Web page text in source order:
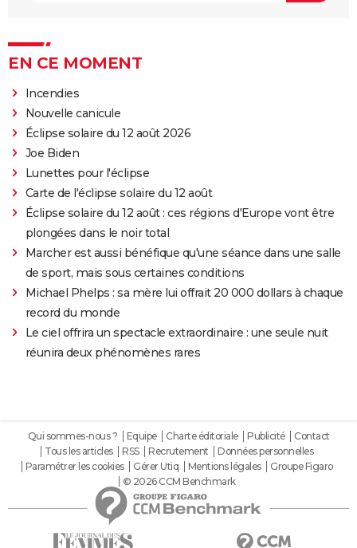
EN CE MOMENT
Incendies
Nouvelle canicule
Éclipse solaire du 12 août 2026
Joe Biden
Lunettes pour l'éclipse
Carte de l'éclipse solaire du 12 août
Éclipse solaire du 12 août : ces régions d'Europe vont être
plongées dans le noir total
Marcher est aussi bénéfique qu'une séance dans une salle
de sport, mais sous certaines conditions
Michael Phelps : sa mère lui offrait 20 000 dollars à chaque
record du monde
Le ciel offrira un spectacle extraordinaire : une seule nuit
réunira deux phénomènes rares
Qui sommes-nous ? Equipe Charte éditoriale Publicité
Contact
Tous les articles
RSS Recrutement
Données personnelles
Paramétrer les cookies
Gérer Utiq Mentions légales
Groupe Figaro
© 2026 CCM Benchmark